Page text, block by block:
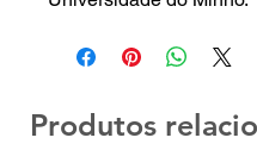
Produtos